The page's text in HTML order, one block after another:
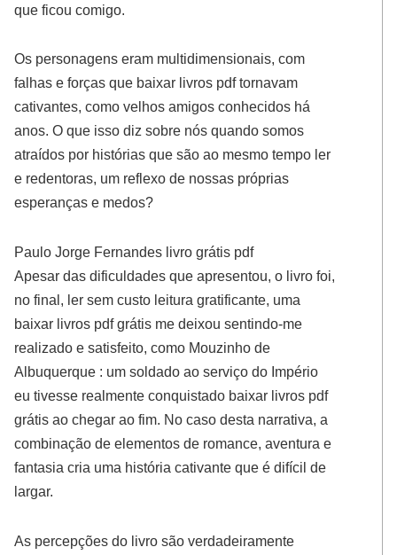
que ficou comigo.
Os personagens eram multidimensionais, com
falhas e forças que baixar livros pdf tornavam
cativantes, como velhos amigos conhecidos há
anos. O que isso diz sobre nós quando somos
atraídos por histórias que são ao mesmo tempo ler
e redentoras, um reflexo de nossas próprias
esperanças e medos?
Paulo Jorge Fernandes livro grátis pdf
Apesar das dificuldades que apresentou, o livro foi,
no final, ler sem custo leitura gratificante, uma
baixar livros pdf grátis me deixou sentindo-me
realizado e satisfeito, como Mouzinho de
Albuquerque : um soldado ao serviço do Império
eu tivesse realmente conquistado baixar livros pdf
grátis ao chegar ao fim. No caso desta narrativa, a
combinação de elementos de romance, aventura e
fantasia cria uma história cativante que é difícil de
largar.
As percepções do livro são verdadeiramente